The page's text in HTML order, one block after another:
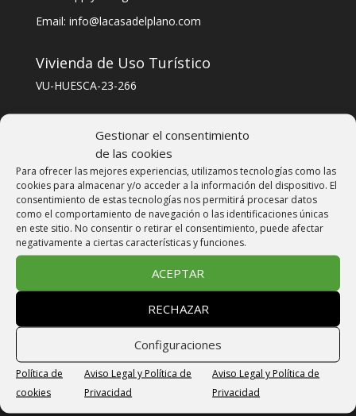
Gestionar el consentimiento
de las cookies
Para ofrecer las mejores experiencias, utilizamos tecnologías como las
cookies para almacenar y/o acceder a la información del dispositivo. El
consentimiento de estas tecnologías nos permitirá procesar datos
como el comportamiento de navegación o las identificaciones únicas
en este sitio. No consentir o retirar el consentimiento, puede afectar
negativamente a ciertas características y funciones.
ACEPTAR
RECHAZAR
Configuraciones
Política de
cookies
Aviso Legal y Política de
Privacidad
Aviso Legal y Política de
Privacidad
Email: info@lacasadelplano.com
Vivienda de Uso Turístico
VU-HUESCA-23-266
CODIGO ÚNICO ALOJAMIENTO
ESFCTU000022003000865657000000000000VU-
HUESCA-23-2664
Reservas
Reserva on line
INFO@LACASADELPLANO.COM
TELÉFONO: +34 606 30 30 40
FORMULARIO DE CONTACTO